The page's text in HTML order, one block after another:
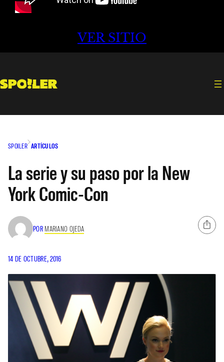
VER SITIO
SPOILER ARTÍCULOS
La serie y su paso por la New
York Comic-Con
POR MARIANO OJEDA
14 DE OCTUBRE, 2016